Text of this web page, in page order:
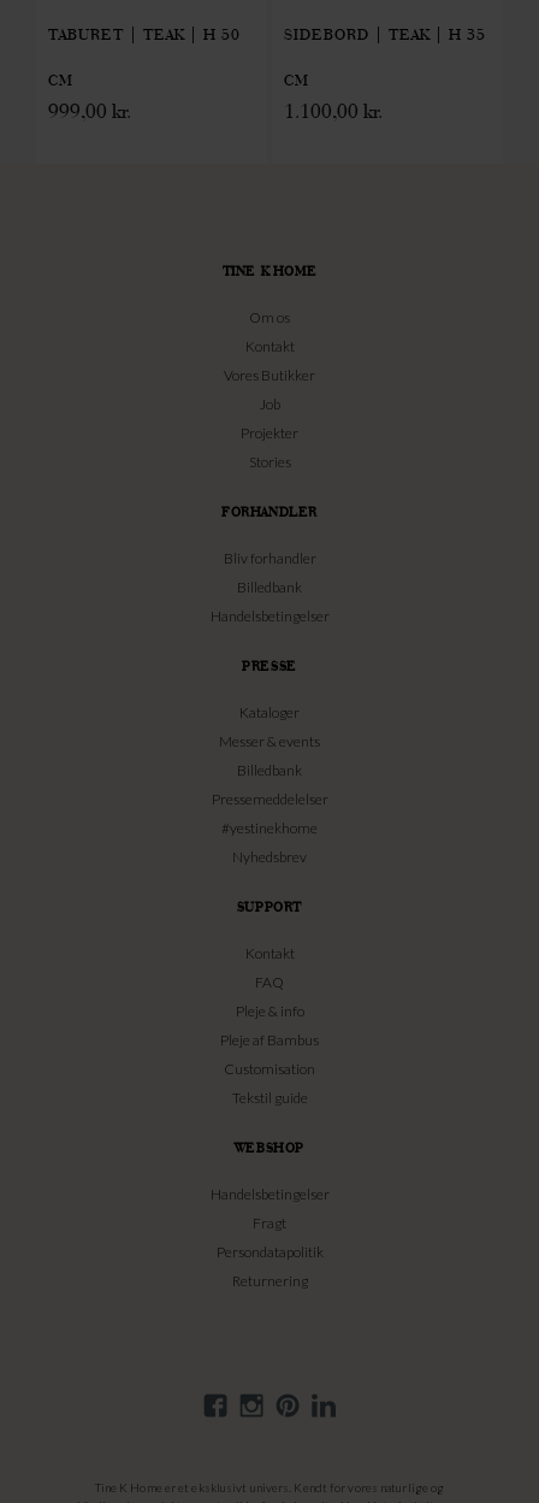
TABURET | TEAK | H 50
CM
999,00 kr.
SIDEBORD | TEAK | H 35
CM
1.100,00 kr.
TINE K HOME
Om os
Kontakt
Vores Butikker
Job
Projekter
Stories
FORHANDLER
Bliv forhandler
Billedbank
Handelsbetingelser
PRESSE
Kataloger
Messer & events
Billedbank
Pressemeddelelser
#yestinekhome
Nyhedsbrev
SUPPORT
Kontakt
FAQ
Pleje & info
Pleje af Bambus
Customisation
Tekstil guide
WEBSHOP
Handelsbetingelser
Fragt
Persondatapolitik
Returnering
Tine K Home er et eksklusivt univers. Kendt for vores naturlige og